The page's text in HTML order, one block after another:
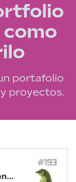
portafolio
proyectos.
que ser como